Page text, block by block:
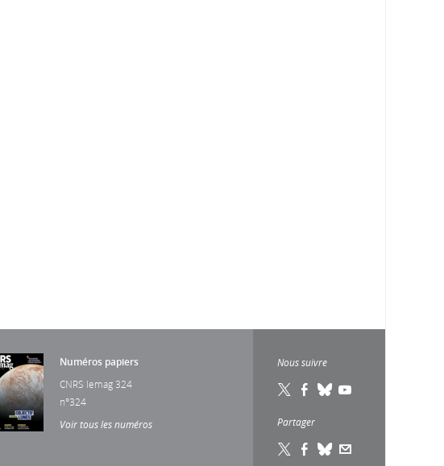
Numéros papiers
CNRS lemag 324
n°324
Voir tous les numéros
Nous suivre
Partager